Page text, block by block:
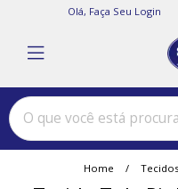
Olá, Faça Seu Login
Home